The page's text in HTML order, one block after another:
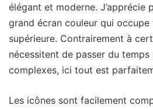
élégant et moderne. J’apprécie
grand écran couleur qui
supérieure. Contrairement à
nécessitent de passer du temps
complexes, ici tout est
Les icônes sont facilement